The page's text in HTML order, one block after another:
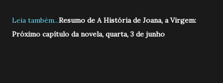
Leia também...Resumo de A História de Joana, a Virgem:
Próximo capítulo da novela, quarta, 3 de junho